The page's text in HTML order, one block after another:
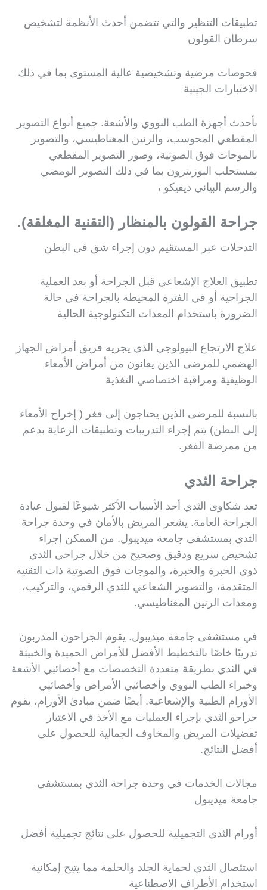
تطبيقات التنظير والتي تتضمن أحدث الأنظمة لتشخيص
سرطان القولون
فحوصات مرضية وتشخيصية عالية المستوى بما في ذلك
الاختبارات الجينية
بأحدث أجهزة الطب النووي والأشعة. جميع أنواع التصوير
المقطعي المحوسب، والرنين المغناطيسي، والتصوير
بالموجات فوق الصوتية، وصور التصوير المقطعي
بمستحلب البوزيترون بما في ذلك التصوير الومضي
والرسم البياني ديفيكو ،
جراحة القولون بالمنظار (التقنية المغلقة).
التدخلات عبر المستقيم دون إجراء شق في البطن
تطبيق العلاج الإشعاعي قبل الجراحة أو بعد العملية
الجراحية أو في الفترة المحيطة بالجراحة في حالة
الضرورة باستخدام المعدات التكنولوجية الحالية
علاج الارتجاع البيولوجي الذي يجريه فريق أمراض الجهاز
الهضمي للمرضى الذين يعانون من أمراض الأمعاء
الوظيفية ومراقبة اختصاصي التغذية
بالنسبة للمرضى الذين يحتاجون إلى فغر ( إخراج الأمعاء
إلى البطن) يتم إجراء التدريبات وتطبيقات الرعاية بدعم
من ممرضة الفغر.
جراحة الثدي
تعد شكاوى الثدي أحد الأسباب الأكثر شيوعًا لقبول عيادة
الجراحة العامة. يشعر المريض بالأمان في وحدة جراحة
الثدي بمستشفى جامعة ميديبول. من الممكن إجراء
تشخيص سريع ودقيق وصحيح من خلال جراحي الثدي
ذوي الخبرة والخبرة، والموجات فوق الصوتية ذات التقنية
المتقدمة، والتصوير الشعاعي للثدي الرقمي، والتركيب،
ومعدات الرنين المغناطيسي.
في مستشفى جامعة ميديبول. يقوم الجراحون المدربون
تدريبًا خاصًا بالتخطيط الأفضل للأمراض الحميدة والخبيثة
في الثدي بطريقة متعددة التخصصات مع أخصائيي الأشعة
وخبراء الطب النووي وأخصائيي الأمراض وأخصائيي
الأورام الطبية والإشعاعية. أيضًا ضمن مبادئ الأورام، يقوم
جراحو الثدي بإجراء العمليات مع الأخذ في الاعتبار
تفضيلات المريض والمخاوف الجمالية للحصول على
أفضل النتائج.
مجالات الخدمات في وحدة جراحة الثدي بمستشفى
جامعة ميديبول
أورام الثدي التجميلية للحصول على نتائج تجميلية أفضل
استئصال الثدي لحماية الجلد والحلمة مما يتيح إمكانية
استخدام الأطراف الاصطناعية